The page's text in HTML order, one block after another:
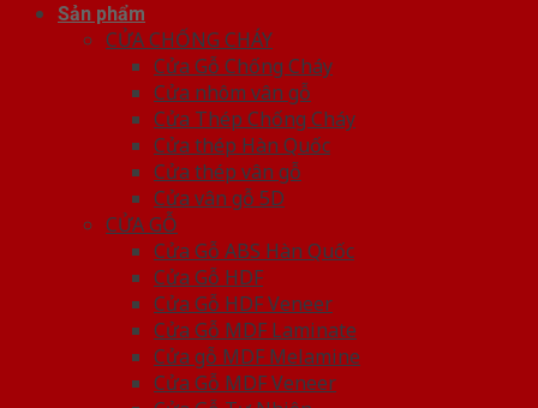
Sản phẩm
CỬA CHỐNG CHÁY
Cửa Gỗ Chống Cháy
Cửa nhôm vân gỗ
Cửa Thép Chống Cháy
Cửa thép Hàn Quốc
Cửa thép vân gỗ
Cửa vân gỗ 5D
CỬA GỖ
Cửa Gỗ ABS Hàn Quốc
Cửa Gỗ HDF
Cửa Gỗ HDF Veneer
Cửa Gỗ MDF Laminate
Cửa gỗ MDF Melamine
Cửa Gỗ MDF Veneer